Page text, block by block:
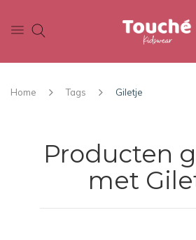
Home Tags
Giletje
Producten
met